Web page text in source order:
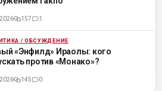
157 1
/ ОБСУЖДЕНИЕ
«Энфилд» Ираолы: кого
против «Монако»?
145 0